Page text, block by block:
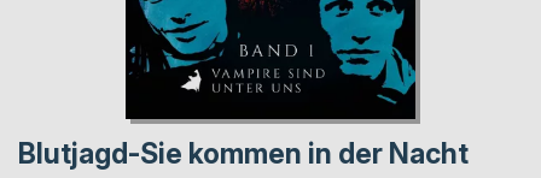
Blutjagd-Sie kommen in der Nacht